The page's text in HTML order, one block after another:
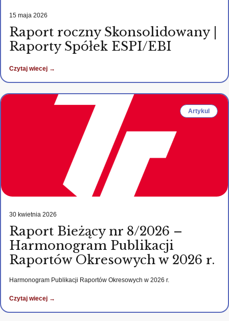
15 maja 2026
Raport roczny Skonsolidowany |
Raporty Spółek ESPI/EBI
Czytaj wiecej →
Artykul
30 kwietnia 2026
Raport Bieżący nr 8/2026 –
Harmonogram Publikacji
Raportów Okresowych w 2026 r.
Harmonogram Publikacji Raportów Okresowych w 2026 r.
Czytaj wiecej →